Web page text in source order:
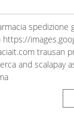
spedizione
trausan
and scalapay